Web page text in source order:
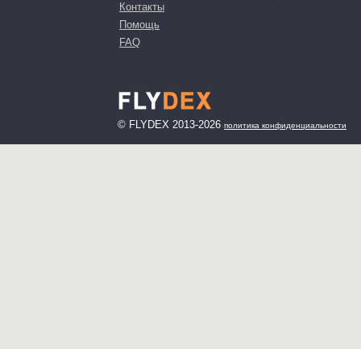
Контакты
Помощь
FAQ
© FLYDEX 2013-2026 политика конфиденциальности